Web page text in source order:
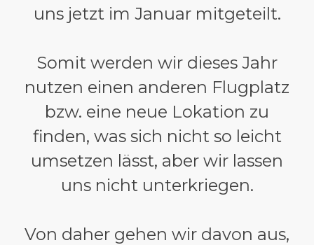
uns jetzt im Januar mitgeteilt.
Somit werden wir dieses Jahr
nutzen einen anderen Flugplatz
bzw. eine neue Lokation zu
finden, was sich nicht so leicht
umsetzen lässt, aber wir lassen
uns nicht unterkriegen.
Von daher gehen wir davon aus,